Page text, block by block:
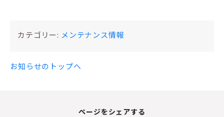
カテゴリー: メンテナンス情報
お知らせのトップへ
ページをシェアする